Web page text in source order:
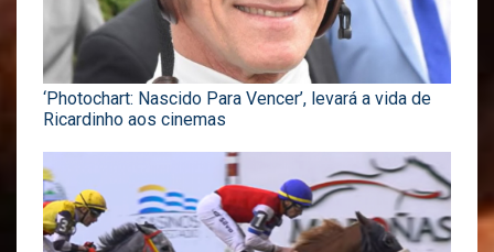
‘Photochart: Nascido Para Vencer’, levará a vida de
Ricardinho aos cinemas